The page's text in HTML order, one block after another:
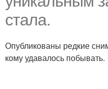
стала.
Опубликованы редкие
кому удавалось побывать.